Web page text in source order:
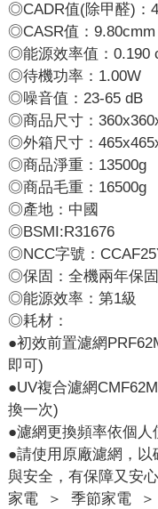
◎CADR值(除甲醛)：
◎CASR值：9.80cmm
◎能源效率值：0.190
◎待機功率：1.00W
◎噪音值：23-65 dB
◎商品尺寸：
◎外箱尺寸：
◎商品淨重：13500g
◎商品毛重：16500g
◎產地：中國
◎BSMI:R31676
◎NCC字號：
◎保固：全機兩年保
◎能源效率：第1級
◎耗材：
●初效前置濾網
即可)
●UV複合濾網
換一次)
●濾網更換頻率依個人
●請使用原廠濾網，
與安全，有保障又安心
家電
＞ 季節家電 ＞